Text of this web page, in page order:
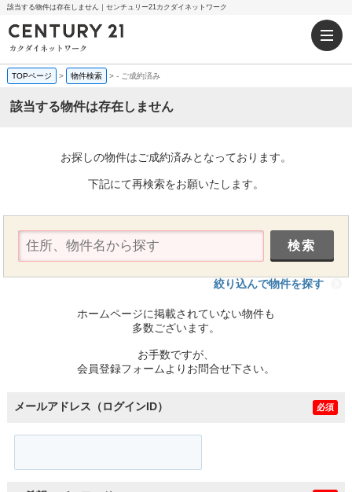
該当する物件は存在しません｜センチュリー21カクダイネットワーク
TOPページ > 物件検索 >- ご成約済み
該当する物件は存在しません
お探しの物件はご成約済みとなっております。
下記にて再検索をお願いたします。
絞り込んで物件を探す
ホームページに掲載されていない物件も
多数ございます。
お手数ですが、
会員登録フォームよりお問合せ下さい。
メールアドレス（ログインID） 必須